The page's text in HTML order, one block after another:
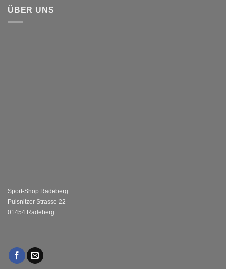
ÜBER UNS
Sport-Shop Radeberg
Pulsnitzer Strasse 22
01454 Radeberg